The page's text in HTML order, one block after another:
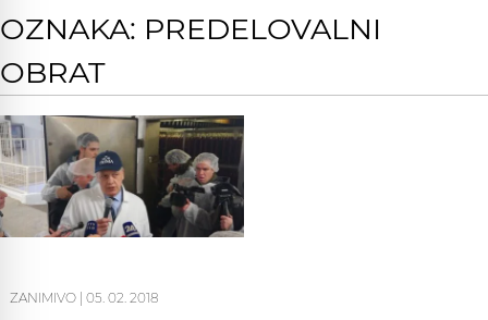
OZNAKA: PREDELOVALNI
OBRAT
ZANIMIVO 05. 02. 2018